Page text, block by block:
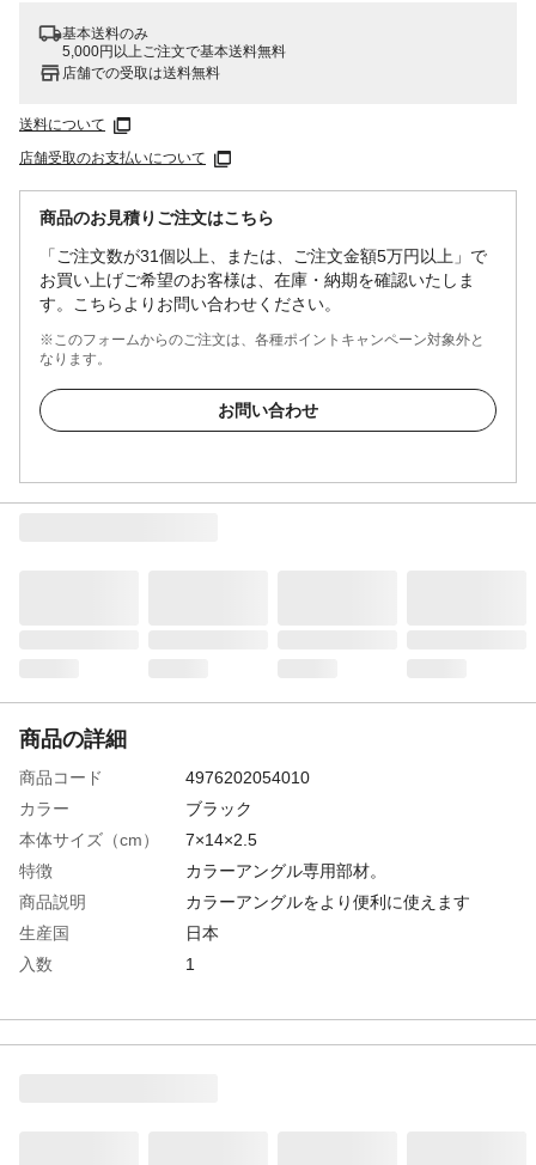
基本送料のみ
5,000円以上ご注文で基本送料無料
店舗での受取は送料無料
送料について
店舗受取のお支払いについて
商品のお見積りご注文はこちら
「ご注文数が31個以上、または、ご注文金額5万円以上」で
お買い上げご希望のお客様は、在庫・納期を確認いたしま
す。こちらよりお問い合わせください。
※このフォームからのご注文は、各種ポイントキャンペーン対象外と
なります。
お問い合わせ
商品の詳細
商品コード
4976202054010
カラー
ブラック
本体サイズ（cm）
7×14×2.5
特徴
カラーアングル専用部材。
商品説明
カラーアングルをより便利に使えます
生産国
日本
入数
1
耐荷重
15kg